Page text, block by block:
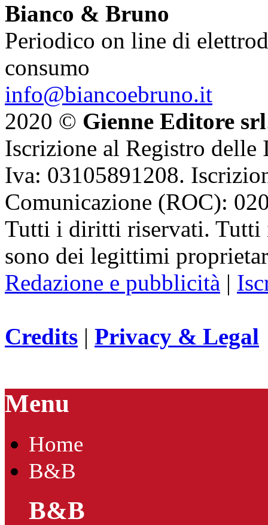
Bianco & Bruno
Periodico on line di
consumo
info@biancoebruno.it
2020 © Gienne Editore srl
Iscrizione al Registro delle
Iva: 03105891208.
Comunicazione (ROC):
Tutti i diritti riservati. Tutti
sono dei legittimi
Redazione e pubblicità |
Credits | Privacy & Legal
Menu
Home
B&B
B&B